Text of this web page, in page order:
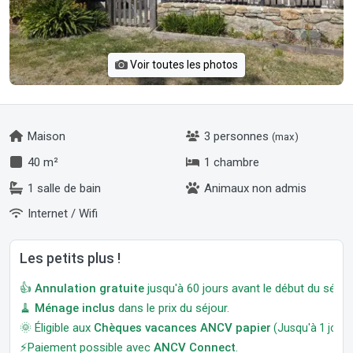
Voir toutes les photos
Maison 3 personnes (max)
40 m²
1 chambre
1 salle de bain
Animaux non admis
Internet / Wifi
Les petits plus !
👍 Annulation gratuite jusqu'à 60 jours avant le début du
🧹 Ménage inclus dans le prix du séjour.
🌞 Éligible aux Chèques vacances ANCV papier (Jusqu'à 1 jour
⚡Paiement possible avec ANCV Connect.